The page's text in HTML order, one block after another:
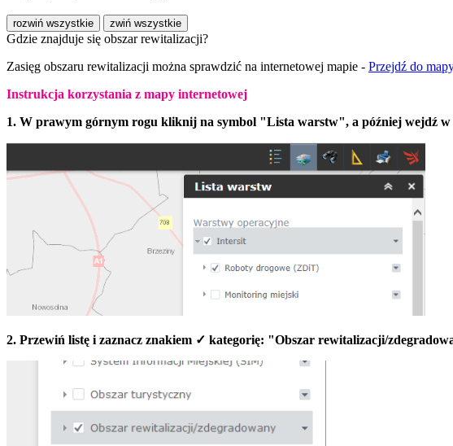
rozwiń wszystkie zwiń wszystkie
Gdzie znajduje się obszar rewitalizacji?
Zasięg obszaru rewitalizacji można sprawdzić na internetowej mapie - Przejdź do
Instrukcja korzystania z mapy internetowej
1. W prawym górnym rogu kliknij na symbol "Lista warstw", a później wejdź
2. Przewiń listę i zaznacz znakiem ✓ kategorię: "Obszar rewitalizacji/